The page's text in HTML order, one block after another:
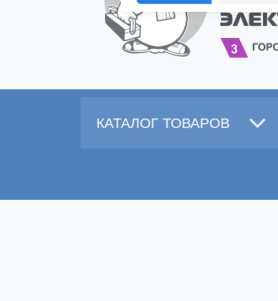
КАТАЛОГ ТОВАРОВ